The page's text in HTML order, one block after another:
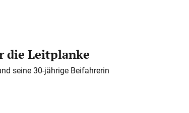
die Leitplanke
seine 30-jährige Beifahrerin